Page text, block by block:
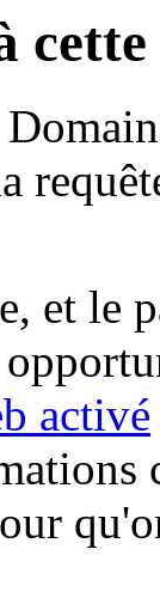
et le
activé